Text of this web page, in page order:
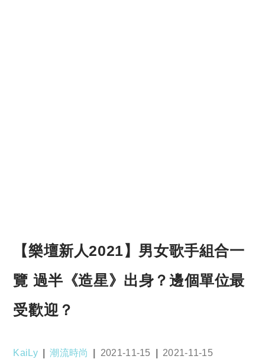
【樂壇新人2021】男女歌手組合一
覽 過半《造星》出身？邊個單位最
受歡迎？
Post
KaiLy
Post
潮流時尚
Post
2021-11-15
Post
2021-11-15